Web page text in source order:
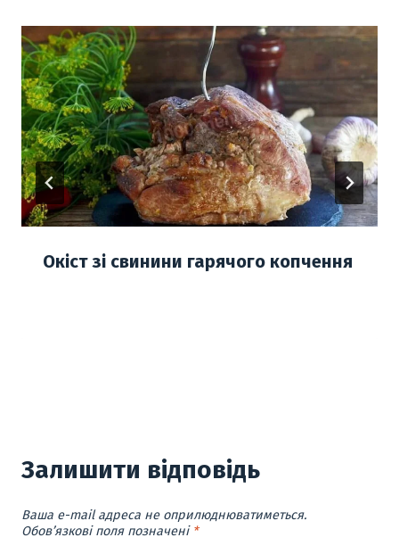
Окіст зі свинини гарячого копчення
Залишити відповідь
Ваша e-mail адреса не оприлюднюватиметься.
Обов’язкові поля позначені *